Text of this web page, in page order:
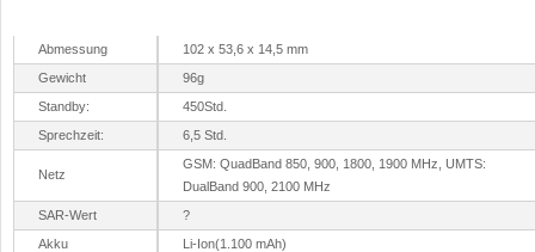
Abmessung
102 x 53,6 x 14,5 mm
Gewicht
96g
Standby:
450Std.
Sprechzeit:
6,5 Std.
Netz
GSM: QuadBand 850, 900, 1800, 1900 MHz, UMTS:
DualBand 900, 2100 MHz
SAR-Wert
?
Akku
Li-Ion(1.100 mAh)